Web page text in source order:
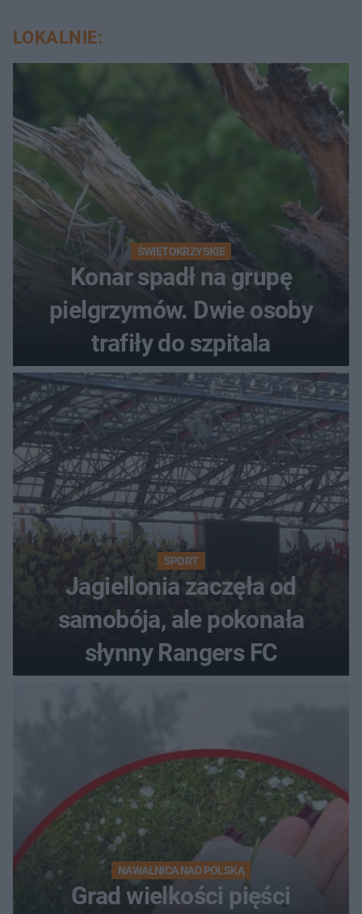
LOKALNIE:
ŚWIĘTOKRZYSKIE
Konar spadł na grupę
pielgrzymów. Dwie osoby
trafiły do szpitala
SPORT
Jagiellonia zaczęła od
samobója, ale pokonała
słynny Rangers FC
NAWAŁNICA NAD POLSKĄ
Grad wielkości pięści